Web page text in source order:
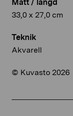
Mått / längd
33,0 x 27,0 cm
Teknik
Akvarell
© Kuvasto 2026